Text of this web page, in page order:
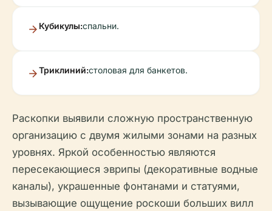
Кубикулы:спальни.
Триклиний:столовая для банкетов.
Раскопки выявили сложную пространственную
организацию с двумя жилыми зонами на разных
уровнях. Яркой особенностью являются
пересекающиеся эврипы (декоративные водные
каналы), украшенные фонтанами и статуями,
вызывающие ощущение роскоши больших вилл